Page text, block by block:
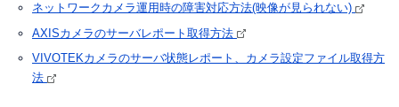
ネットワークカメラ運用時の障害対応方法(映像が見られない)
AXISカメラのサーバレポート取得方法
VIVOTEKカメラのサーバ状態レポート、カメラ設定ファイル取得方
法